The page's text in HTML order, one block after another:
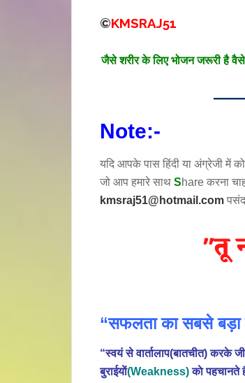
©KMSRAJ51
जैसे शरीर के लिए भोजन जरूरी है वैसे
Note:-
यदि आपके पास हिंदी या अंग्रेजी में
जो आप हमारे साथ Share करना
kmsraj51@hotmail.com
“सफलता का सबसे बड़ा
“स्वयं से वार्तालाप(बातचीत) करके
बुराईयाें(Weakness)काे पहचानते